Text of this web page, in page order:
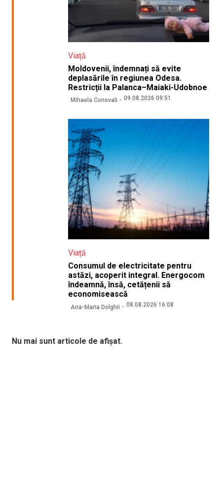
Viață
Moldovenii, îndemnați să evite
deplasările în regiunea Odesa.
Restricții la Palanca–Maiaki-Udobnoe
Mihaela Conovali 09.08.2026 09:51
Viață
Consumul de electricitate pentru
astăzi, acoperit integral. Energocom
îndeamnă, însă, cetățenii să
economisească
Ana-Maria Dolghii 08.08.2026 16:08
Nu mai sunt articole de afișat.